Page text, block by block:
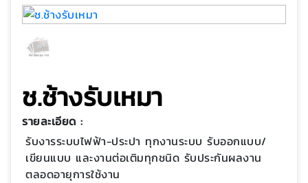
ช.ช้างรับเหมา
รายละเอียด :
รับงารระบบไฟฟ้า-ประปา ทุกงานระบบ รับออกแบบ/
เขียนแบบ และงานต่อเติมทุกชนิด รับประกันผลงาน
ตลอดอายุการใช้งาน